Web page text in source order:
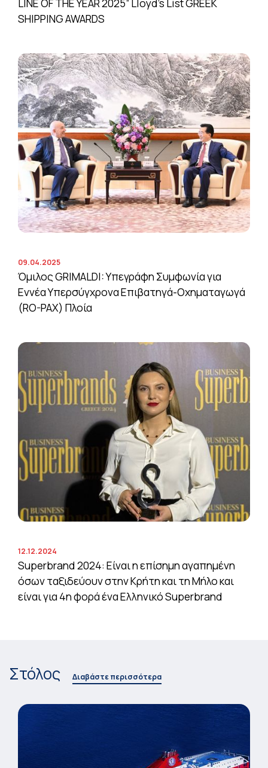
SHIPPING AWARDS
09.04.2025
Όμιλος GRIMALDI: Υπεγράφη Συμφωνία για
Εννέα Υπερσύγχρονα Επιβατηγά-Οχηματαγωγά
(RO-PAX) Πλοία
12.12.2024
Superbrand 2024: Είναι η επίσημη αγαπημένη
όσων ταξιδεύουν στην Κρήτη και τη Μήλο και
είναι για 4η φορά ένα Ελληνικό Superbrand
Στόλος Διαβάστε περισσότερα